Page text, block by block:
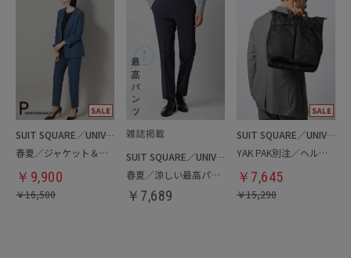
SUIT SQUARE／UNIVERSAL LANGUAGE／WHITE
春夏／ジャケット＆パンツセットアップ／洗濯ネット付き
￥ 9,900
￥16,500
SUIT SQUARE／UNIVERSAL LANGUAGE
春夏／涼しい最高パンツ
￥ 7,689
SUIT SQUARE／UNIVERSAL LANGUAGE
YAK PAK別注／ヘルメットバッグ
￥ 7,645
￥15,290